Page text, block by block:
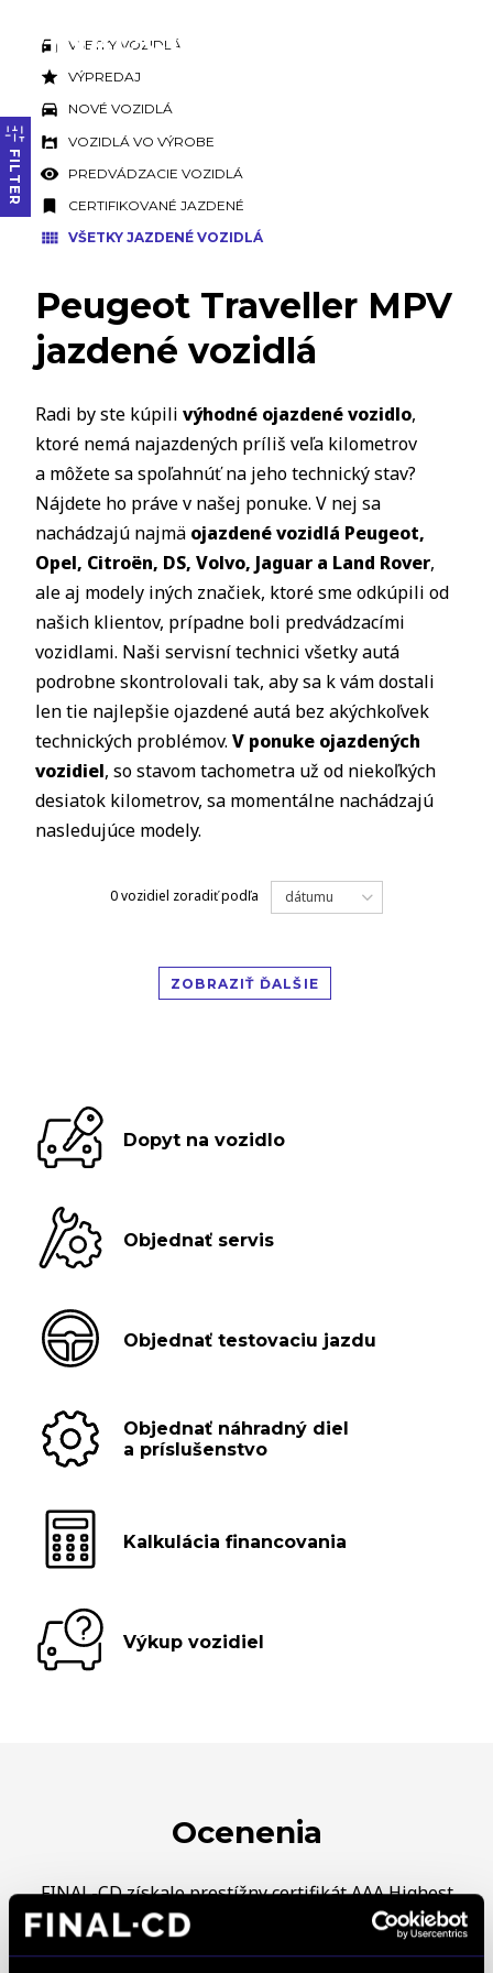
FILTER
VŠETKY VOZIDLÁ
VÝPREDAJ
NOVÉ VOZIDLÁ
VOZIDLÁ VO VÝROBE
PREDVÁDZACIE VOZIDLÁ
CERTIFIKOVANÉ JAZDENÉ
VŠETKY JAZDENÉ VOZIDLÁ
Peugeot Traveller MPV
jazdené vozidlá
Radi by ste kúpili výhodné ojazdené vozidlo,
ktoré nemá najazdených príliš veľa kilometrov
a môžete sa spoľahnúť na jeho technický stav?
Nájdete ho práve v našej ponuke. V nej sa
nachádzajú najmä ojazdené vozidlá Peugeot,
Opel, Citroën, DS, Volvo, Jaguar a Land Rover,
ale aj modely iných značiek, ktoré sme odkúpili od
našich klientov, prípadne boli predvádzacími
vozidlami. Naši servisní technici všetky autá
podrobne skontrolovali tak, aby sa k vám dostali
len tie najlepšie ojazdené autá bez akýchkoľvek
technických problémov. V ponuke ojazdených
vozidiel, so stavom tachometra už od niekoľkých
desiatok kilometrov, sa momentálne nachádzajú
nasledujúce modely.
0 vozidiel zoradiť podľa dátumu
ZOBRAZIŤ ĎALŠIE
Dopyt na vozidlo
Objednať servis
Objednať testovaciu jazdu
Objednať náhradný diel
a príslušenstvo
Kalkulácia financovania
Výkup vozidiel
Ocenenia
FINAL-CD získalo prestížny certifikát AAA Highest
Creditworthiness, tento certifikát je jedným z
najdôležitejších Európskych štandardov